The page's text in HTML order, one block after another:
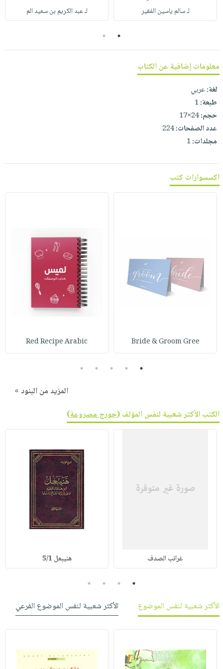
صابون
أطفال
فيديوهات
أسئلة
طرحها
خدمات
وفرات
انشر
كتابك
تواصل
نشرة
الإصدارات
لـ سالم ياسين الفقير
لـ عبد الكريم بن سعيد الم
1
2
معلومات إضافية عن الكتاب
لغة:عربي
طبعة:1
حجم:24×17
عدد الصفحات:224
مجلدات:1
اكسسوارات كتب
Bride & Groom Gree
Red Recipe Arabic
1
2
3
4
5
المزيد من البنود »
الكتب الأكثر شعبية لنفس المؤلف (جورج مصروعة)
غرائب الصدف هنيبعل 5/1
1
2
3
4
الأكثر شعبية لنفس الموضوع
الأكثر شعبية لنفس الموضوع الفرعي